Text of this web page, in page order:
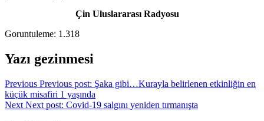
Çin Uluslararası Radyosu
Goruntuleme: 1.318
Yazı gezinmesi
Previous Previous post: Şaka gibi…Kurayla belirlenen etkinliğin en
küçük misafiri 1 yaşında
Next Next post: Covid-19 salgını yeniden tırmanışta